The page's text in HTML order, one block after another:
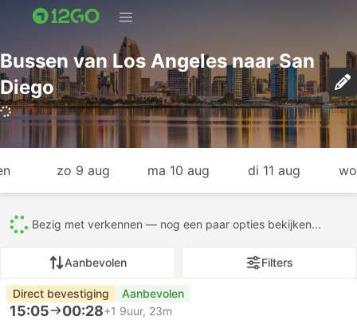
Bussen van Los Angeles naar San
Diego
zo 9 aug ma 10 aug di 11 aug
Bezig met verkennen — nog een paar opties bekijken...
Aanbevolen Filters
Direct bevestiging Aanbevolen
15:05 00:28+1 9uur, 23m